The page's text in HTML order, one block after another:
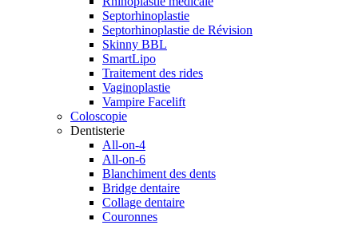
Septorhinoplastie
Septorhinoplastie de Révision
Skinny BBL
SmartLipo
Traitement des rides
Vaginoplastie
Vampire Facelift
Coloscopie
Dentisterie
All-on-4
All-on-6
Blanchiment des dents
Bridge dentaire
Collage dentaire
Couronnes